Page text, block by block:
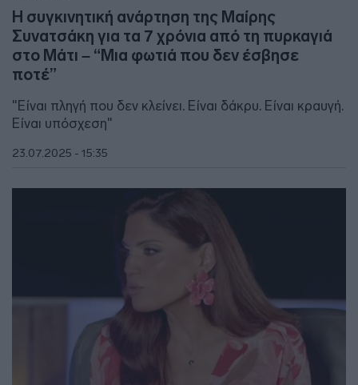
Η συγκινητική ανάρτηση της Μαίρης
Συνατσάκη για τα 7 χρόνια από τη πυρκαγιά
στο Μάτι – “Μια φωτιά που δεν έσβησε
ποτέ”
"Είναι πληγή που δεν κλείνει. Είναι δάκρυ. Είναι κραυγή.
Είναι υπόσχεση"
23.07.2025 - 15:35